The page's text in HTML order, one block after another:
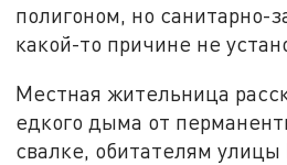
полигоном, но санитарно-
какой-то причине не
Местная жительница
едкого дыма от
свалке, обитателям